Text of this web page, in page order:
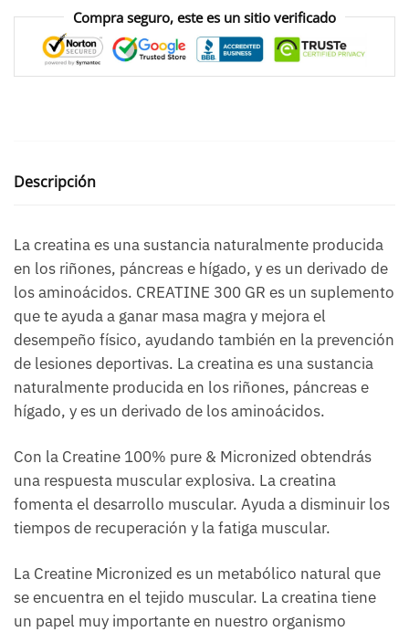
Compra seguro, este es un sitio verificado
Descripción
La creatina es una sustancia naturalmente producida
en los riñones, páncreas e hígado, y es un derivado de
los aminoácidos. CREATINE 300 GR es un suplemento
que te ayuda a ganar masa magra y mejora el
desempeño físico, ayudando también en la prevención
de lesiones deportivas. La creatina es una sustancia
naturalmente producida en los riñones, páncreas e
hígado, y es un derivado de los aminoácidos.
Con la Creatine 100% pure & Micronized obtendrás
una respuesta muscular explosiva. La creatina
fomenta el desarrollo muscular. Ayuda a disminuir los
tiempos de recuperación y la fatiga muscular.
La Creatine Micronized es un metabólico natural que
se encuentra en el tejido muscular. La creatina tiene
un papel muy importante en nuestro organismo